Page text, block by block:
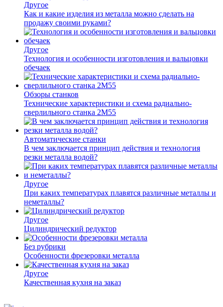
Другое
Как и какие изделия из металла можно сделать на
продажу своими руками?
Другое
Технология и особенности изготовления и вальцовки
обечаек
Обзоры станков
Технические характеристики и схема радиально-
сверлильного станка 2М55
Автоматические станки
В чем заключается принцип действия и технология
резки металла водой?
Другое
При каких температурах плавятся различные металлы и
неметаллы?
Другое
Цилиндрический редуктор
Без рубрики
Особенности фрезеровки металла
Другое
Качественная кухня на заказ